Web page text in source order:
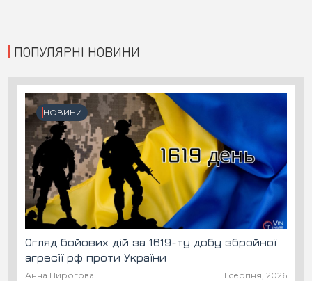
ПОПУЛЯРНІ НОВИНИ
НОВИНИ
Огляд бойових дій за 1619-ту добу збройної
агресії рф проти України
Анна Пирогова 1 серпня, 2026